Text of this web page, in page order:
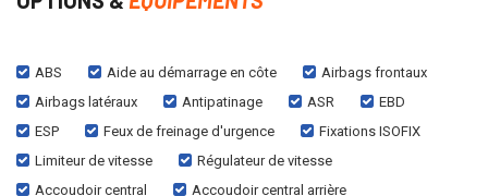
ABS Aide au démarrage en côte
Airbags frontaux
Airbags latéraux
Antipatinage ASR
EBD
ESP
Feux de freinage d'urgence
Fixations ISOFIX
Limiteur de vitesse
Régulateur de vitesse
Accoudoir central
Accoudoir central arrière